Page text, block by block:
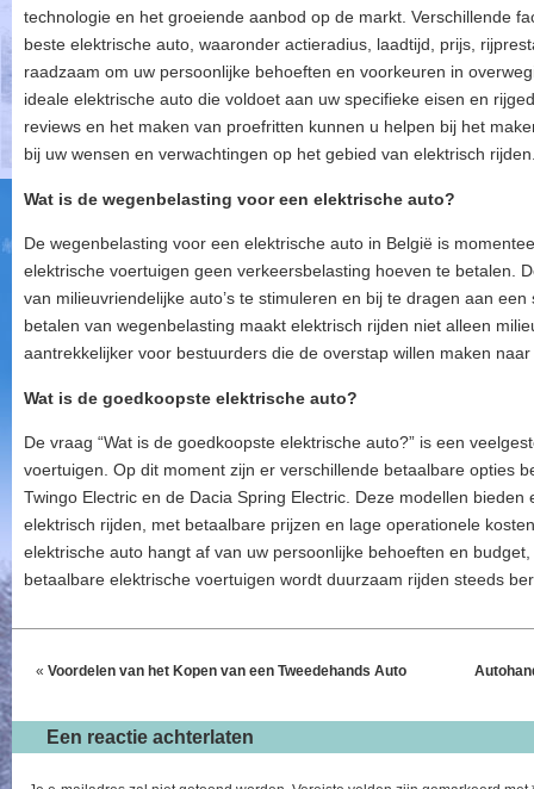
technologie en het groeiende aanbod op de markt. Verschillende
beste elektrische auto, waaronder actieradius, laadtijd, prijs,
raadzaam om uw persoonlijke behoeften en voorkeuren in
ideale elektrische auto die voldoet aan uw specifieke eisen en
reviews en het maken van proefritten kunnen u helpen bij het
bij uw wensen en verwachtingen op het gebied van elektrisch
Wat is de wegenbelasting voor een elektrische auto?
De wegenbelasting voor een elektrische auto in België is
elektrische voertuigen geen verkeersbelasting hoeven te betalen.
van milieuvriendelijke auto’s te stimuleren en bij te dragen aan
betalen van wegenbelasting maakt elektrisch rijden niet alleen
aantrekkelijker voor bestuurders die de overstap willen maken
Wat is de goedkoopste elektrische auto?
De vraag “Wat is de goedkoopste elektrische auto?” is een
voertuigen. Op dit moment zijn er verschillende betaalbare opties
Twingo Electric en de Dacia Spring Electric. Deze modellen
elektrisch rijden, met betaalbare prijzen en lage operationele
elektrische auto hangt af van uw persoonlijke behoeften en
betaalbare elektrische voertuigen wordt duurzaam rijden steeds
« Voordelen van het Kopen van een Tweedehands Auto
Een reactie achterlaten